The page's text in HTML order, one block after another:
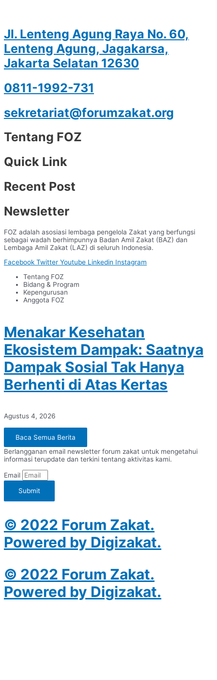
Jl. Lenteng Agung Raya No. 60,
Lenteng Agung, Jagakarsa,
Jakarta Selatan 12630
0811-1992-731
sekretariat@forumzakat.org
Tentang FOZ
Quick Link
Recent Post
Newsletter
FOZ adalah asosiasi lembaga pengelola Zakat yang berfungsi
sebagai wadah berhimpunnya Badan Amil Zakat (BAZ) dan
Lembaga Amil Zakat (LAZ) di seluruh Indonesia.
Facebook Twitter Youtube Linkedin Instagram
Tentang FOZ
Bidang & Program
Kepengurusan
Anggota FOZ
Menakar Kesehatan
Ekosistem Dampak: Saatnya
Dampak Sosial Tak Hanya
Berhenti di Atas Kertas
Agustus 4, 2026
Baca Semua Berita
Berlangganan email newsletter forum zakat untuk mengetahui
informasi terupdate dan terkini tentang aktivitas kami.
Email
Submit
© 2022 Forum Zakat.
Powered by Digizakat.
© 2022 Forum Zakat.
Powered by Digizakat.